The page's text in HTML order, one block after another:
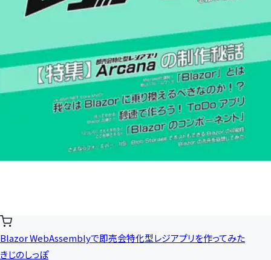
Blazor WebAssemblyで即売会特化型レジアプリを作ってみた
きじのしっぽ